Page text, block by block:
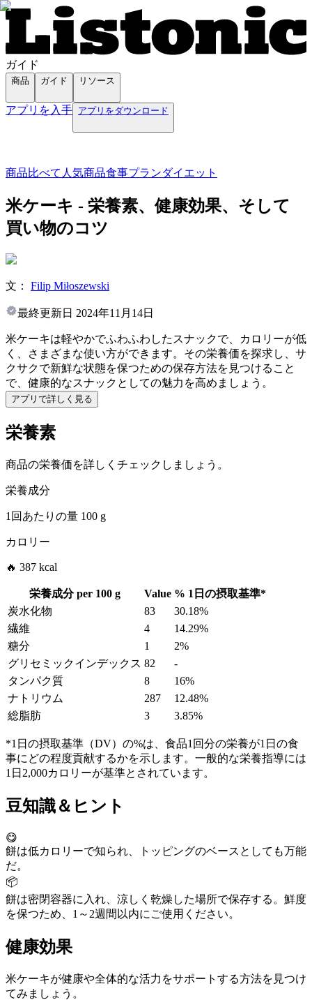
ガイド
商品 ガイド リソース
アプリを入手 アプリをダウンロード
商品比べて 人気商品食事プランダイエット
米ケーキ - 栄養素、健康効果、そして
買い物のコツ
文： Filip Miłoszewski
最終更新日 2024年11月14日
米ケーキは軽やかでふわふわしたスナックで、カロリーが低
く、さまざまな使い方ができます。その栄養価を探求し、サ
クサクで新鮮な状態を保つための保存方法を見つけること
で、健康的なスナックとしての魅力を高めましょう。
アプリで詳しく見る
栄養素
商品の栄養価を詳しくチェックしましょう。
栄養成分
1回あたりの量 100 g
カロリー
🔥 387 kcal
栄養成分 per 100 g Value % 1日の摂取基準*
炭水化物
83
30.18%
繊維
4
14.29%
糖分
1
2%
グリセミックインデックス 82
-
タンパク質
8
16%
ナトリウム
287
12.48%
総脂肪
3 3.85%
*1日の摂取基準（DV）の%は、食品1回分の栄養が1日の食
事にどの程度貢献するかを示します。一般的な栄養指導には
1日2,000カロリーが基準とされています。
豆知識＆ヒント
😋
餅は低カロリーで知られ、トッピングのベースとしても万能
だ。
📦
餅は密閉容器に入れ、涼しく乾燥した場所で保存する。鮮度
を保つため、1～2週間以内にご使用ください。
健康効果
米ケーキが健康や全体的な活力をサポートする方法を見つけ
てみましょう。